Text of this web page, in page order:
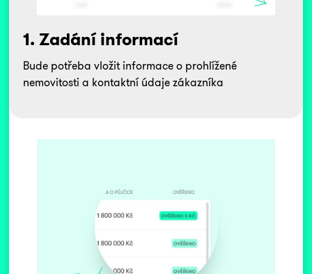
1. Zadání informací
Bude potřeba vložit informace o prohlížené
nemovitosti a kontaktní údaje zákazníka